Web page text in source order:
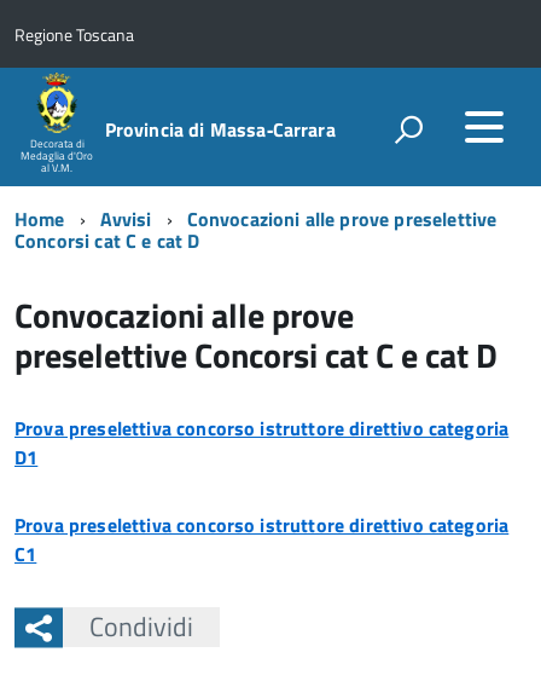
Regione Toscana
Decorata di
Medaglia d'Oro
al V.M.
Provincia di Massa‑Carrara
Home Avvisi Convocazioni alle prove preselettive
Concorsi cat C e cat D
Convocazioni alle prove
preselettive Concorsi cat C e cat D
Prova preselettiva concorso istruttore direttivo categoria
D1
Prova preselettiva concorso istruttore direttivo categoria
C1
Condividi